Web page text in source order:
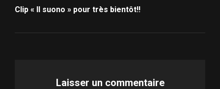
article
Clip « Il suono » pour très bientôt!!
Laisser un commentaire